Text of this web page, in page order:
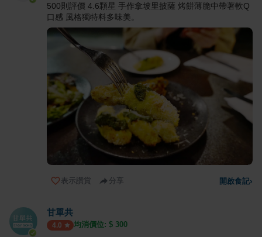
500則評價 4.6顆星 手作拿坡里披薩 烤餅薄脆中帶著軟Q
口感 風格獨特料多味美。
表示讚賞 分享 開啟食記›
甘單共
4.0 均消價位: $ 300